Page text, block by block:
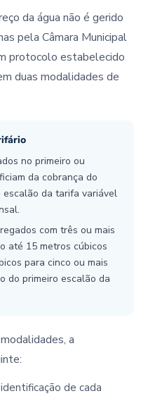
da água não é gerido
pela Câmara Municipal
protocolo estabelecido
duas modalidades de
no primeiro ou
da cobrança do
escalão da tarifa variável
com três ou mais
até 15 metros cúbicos
para cinco ou mais
do primeiro escalão da
a
de cada